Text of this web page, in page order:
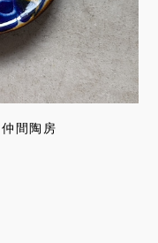
間陶房